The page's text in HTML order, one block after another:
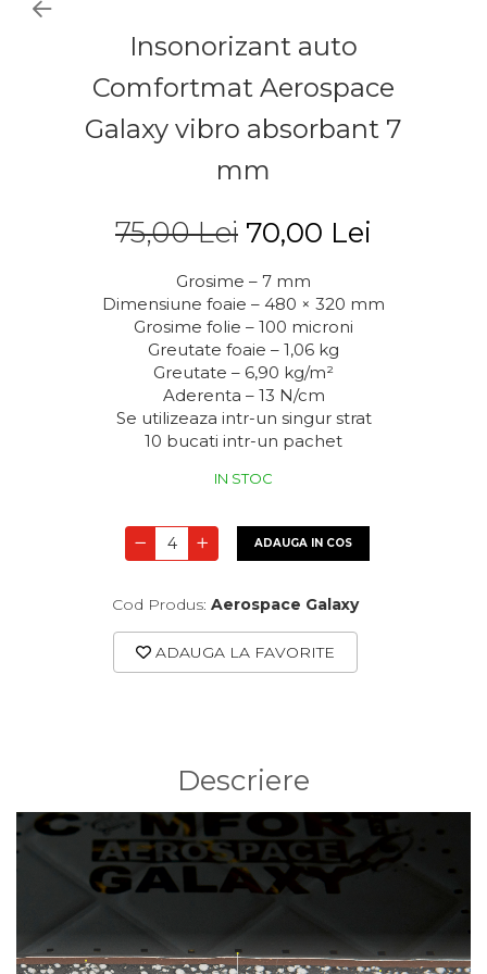
Insonorizant auto
Comfortmat Aerospace
Galaxy vibro absorbant 7
mm
75,00 Lei 70,00 Lei
Grosime – 7 mm
Dimensiune foaie – 480 × 320 mm
Grosime folie – 100 microni
Greutate foaie – 1,06 kg
Greutate – 6,90 kg/m²
Aderenta – 13 N/cm
Se utilizeaza intr-un singur strat
10 bucati intr-un pachet
IN STOC
ADAUGA IN COS
Cod Produs: Aerospace Galaxy
ADAUGA LA FAVORITE
Descriere